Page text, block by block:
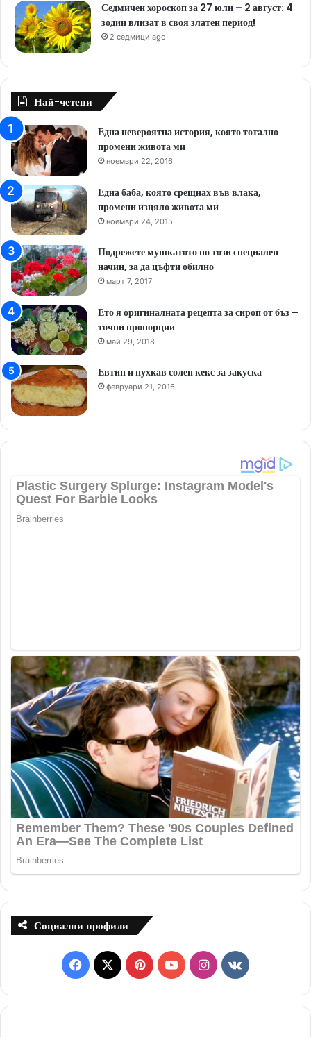
Седмичен хороскоп за 27 юли – 2 август: 4
зодии влизат в своя златен период!
2 седмици ago
Най-четени
Една невероятна история, която тотално
промени живота ми
ноември 22, 2016
Една баба, която срещнах във влака,
промени изцяло живота ми
ноември 24, 2015
Подрежете мушкатото по този специален
начин, за да цъфти обилно
март 7, 2017
Ето я оригиналната рецепта за сироп от бъз –
точни пропорции
май 29, 2018
Евтин и пухкав солен кекс за закуска
февруари 21, 2016
Социални профили
F
a
X
P
i
Y
o
I
n
v
k